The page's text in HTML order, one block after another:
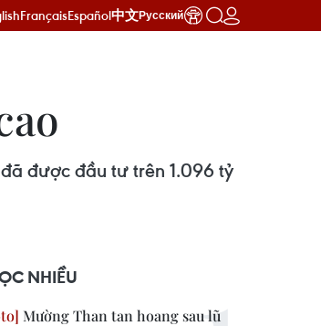
FrançaisEspañol中文Русский
được đầu tư trên 1.096 tỷ
NHIỀU
Mường Than tan hoang sau lũ